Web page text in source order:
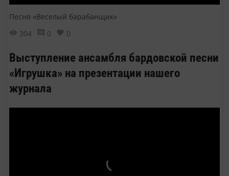
Песня «Веселый барабанщик»
304
0 0
Выступление ансамбля бардовской песни
«Игрушка» на презентации нашего
журнала